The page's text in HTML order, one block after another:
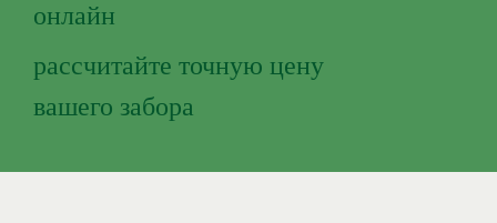
онлайн
рассчитайте точную цену
вашего забора